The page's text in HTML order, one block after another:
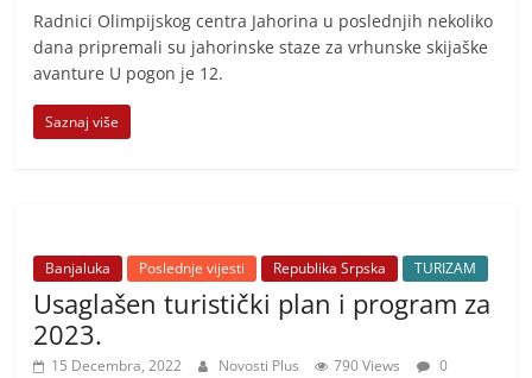
Radnici Olimpijskog centra Jahorina u poslednjih nekoliko
dana pripremali su jahorinske staze za vrhunske skijaške
avanture U pogon je 12.
Saznaj više
Banjaluka Poslednje vijesti Republika Srpska TURIZAM
Usaglašen turistički plan i program za
2023.
15 Decembra, 2022 Novosti Plus 790 Views
0